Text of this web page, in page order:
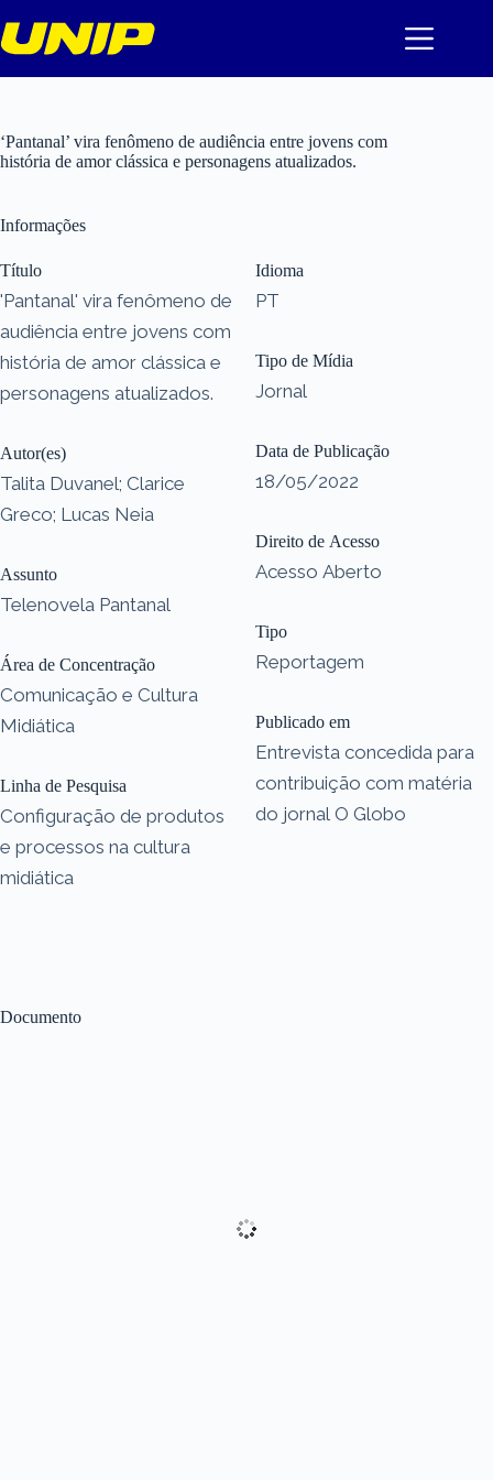
para
o
‘Pantanal’ vira fenômeno de audiência entre jovens com
história de amor clássica e personagens atualizados.
Documento
Informações
Título
'Pantanal' vira fenômeno de
audiência entre jovens com
história de amor clássica e
personagens atualizados.
Autor(es)
Talita Duvanel; Clarice
Greco; Lucas Neia
Assunto
Telenovela Pantanal
Área de Concentração
Comunicação e Cultura
Midiática
Linha de Pesquisa
Configuração de produtos
e processos na cultura
midiática
Idioma
PT
Tipo de Mídia
Jornal
Data de Publicação
18/05/2022
Direito de Acesso
Acesso Aberto
Tipo
Reportagem
Publicado em
Entrevista concedida para
contribuição com matéria
do jornal O Globo